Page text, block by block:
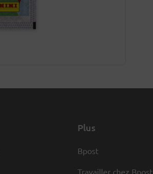
Plus
Bpost
Travailler chez Bpost